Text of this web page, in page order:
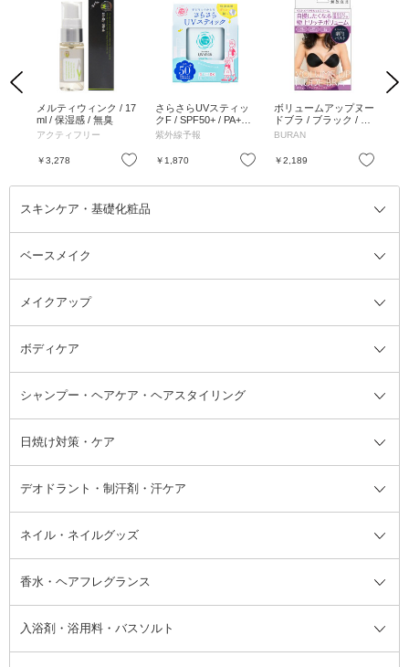
Previous
お気に入り
メルティウィンク / 17
ml / 保湿感 / 無臭
アクティフリー
￥3,278 お気に入り
さらさらUVスティッ
クF / SPF50+ / PA+++
+ / 15g
紫外線予報
￥1,870 お気に入り
ボリュームアップヌー
ドブラ / ブラック / C
サイズ
BURAN
￥2,189
Next
スキンケア・基礎化粧品
スキンケア・基礎化粧品全て
洗顔料
美容液
オールインワン化粧品 フェイスクリーム
フェイスオイル・バーム
ブースター・導入液
洗い流すパック・マスク
リップクリーム・リップケア
顔用マッサージ料
ベースメイク
ベースメイク全て
BBクリーム
コンシーラー ファンデーション
フェイスパウダー
メイクアップ
メイクアップ全て
まつげ美容液 つけまつげ
アイシャドウ
アイブロウ・眉マスカラ
チーク
ハイライト・シェーディング
ボディケア
ボディケア全て
ボディソープ・ハンドソープ・石
けん
ボディケア
レッグ・フットケア
バストケア
ネイルケア
脱毛・除毛ケア
シャンプー・ヘアケア・ヘアスタイリング
シャンプー・ヘアケア・ヘアスタ
イリング全て
洗い流さないトリートメント
ヘアスタイリング剤
頭皮ケア・育毛剤
その他シャンプー・ヘアケア・ヘ
アスタイリング
日焼け対策・ケア
日焼け対策・ケア全て
サンオイル・タンニング
その他日焼け対策・UVケア
デオドラント・制汗剤・汗ケア
デオドラント・制汗剤・汗ケア全
て
フット用デオドラント・制汗剤・
汗ケア
ネイル・ネイルグッズ
ネイル・ネイルグッズ全て
ジェルネイル
香水・ヘアフレグランス
香水・ヘアフレグランス全て
入浴剤・浴用料・バスソルト